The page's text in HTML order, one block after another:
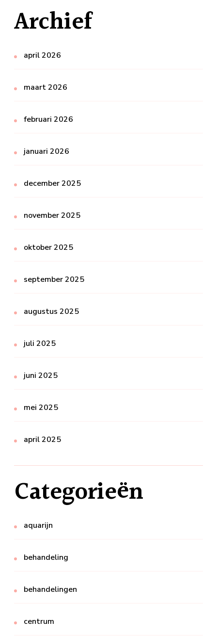
Archief
april 2026
maart 2026
februari 2026
januari 2026
december 2025
november 2025
oktober 2025
september 2025
augustus 2025
juli 2025
juni 2025
mei 2025
april 2025
Categorieën
aquarijn
behandeling
behandelingen
centrum